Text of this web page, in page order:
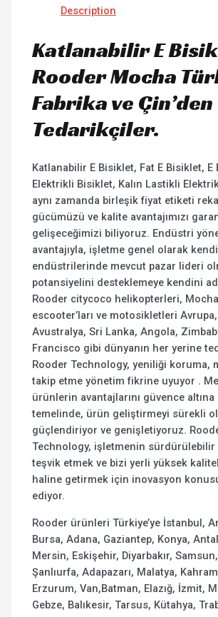
Description
Katlanabilir E
Rooder Mocha
Fabrika ve Çin’den
Tedarikçiler.
Katlanabilir E Bisiklet, Fat E Bisiklet, E
Elektrikli Bisiklet, Kalın Lastikli
aynı zamanda birleşik fiyat etiketi
gücümüzü ve kalite avantajımızı
gelişeceğimizi biliyoruz. Endüstri
avantajıyla, işletme genel olarak kendi
endüstrilerinde mevcut pazar lideri
potansiyelini desteklemeye kendini
Rooder citycoco helikopterleri,
escooter’ları ve motosikletleri
Avustralya, Sri Lanka, Angola,
Francisco gibi dünyanın her yerine
Rooder Technology, yeniliği koruma,
takip etme yönetim fikrine uyuyor .
ürünlerin avantajlarını güvence altına
temelinde, ürün geliştirmeyi sürekli
güçlendiriyor ve genişletiyoruz.
Technology, işletmenin
teşvik etmek ve bizi yerli yüksek
haline getirmek için inovasyon
ediyor.
Rooder ürünleri Türkiye’ye İstanbul,
Bursa, Adana, Gaziantep, Konya,
Mersin, Eskişehir, Diyarbakır,
Şanlıurfa, Adapazarı, Malatya,
Erzurum, Van,Batman, Elazığ, İzmit,
Gebze, Balıkesir, Tarsus, Kütahya,